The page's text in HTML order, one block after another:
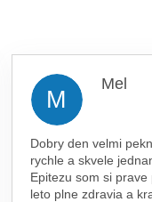
je 5 z 5 hvězdiček.
M
Mel
Dobry den velmi
rychle a skvele
Epitezu som si
leto plne zdravia a